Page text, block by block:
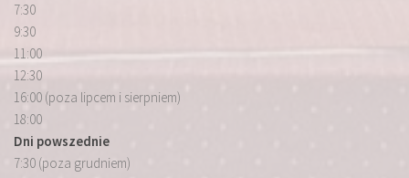
7:30
9:30
11:00
12:30
16:00 (poza lipcem i sierpniem)
18:00
Dni powszednie
7:30 (poza grudniem)